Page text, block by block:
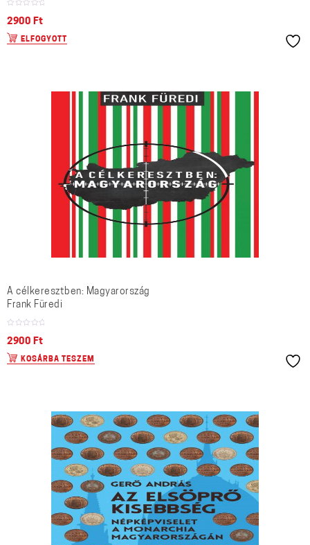
2900 Ft
ELFOGYOTT
A célkeresztben: Magyarország
Frank Füredi
2900 Ft
KOSÁRBA TESZEM